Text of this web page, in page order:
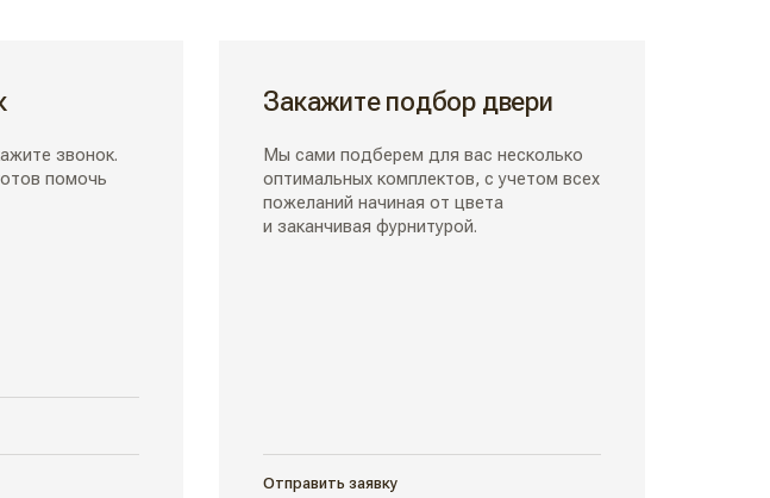
звонок.
помочь
Закажите подбор двери
Мы сами подберем для вас несколько
оптимальных комплектов, с учетом всех
пожеланий начиная от цвета
и заканчивая фурнитурой.
Отправить заявку